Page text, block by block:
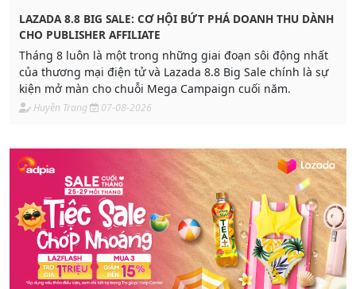
LAZADA 8.8 BIG SALE: CƠ HỘI BỨT PHÁ DOANH THU DÀNH
CHO PUBLISHER AFFILIATE
Tháng 8 luôn là một trong những giai đoạn sôi động nhất
của thương mại điện tử và Lazada 8.8 Big Sale chính là sự
kiện mở màn cho chuỗi Mega Campaign cuối năm.
Huyền Trang 07-08-2026